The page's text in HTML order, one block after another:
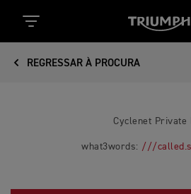
REGRESSAR À PROCURA
Cyclenet Private
what3words: ///